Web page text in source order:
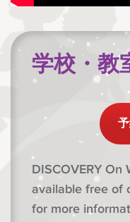
学校・教
DISCOVERY On
available free of
for more